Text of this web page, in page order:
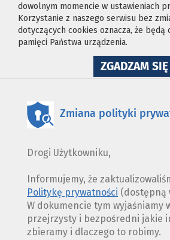
dowolnym momencie w ustawieniach
Korzystanie z naszego serwisu bez
dotyczących cookies oznacza, że będą
pamięci Państwa urządzenia.
ZGADZAM SIĘ
Zmiana polityki
Drogi Użytkowniku,
Informujemy, że
Politykę prywatności (dostępną
W dokumencie tym wyjaśniamy
przejrzysty i bezpośredni jakie
zbieramy i dlaczego to robimy.